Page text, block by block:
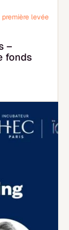
levée
–
fonds